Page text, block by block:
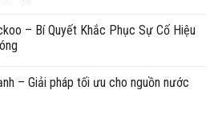
– Bí Quyết Khắc Phục Sự Cố Hiệu
– Giải pháp tối ưu cho nguồn nước